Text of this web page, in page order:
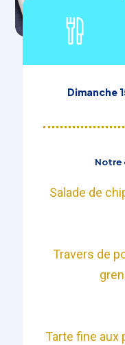
Dimanche
Notre
Salade de
Travers de
Tarte fine aux